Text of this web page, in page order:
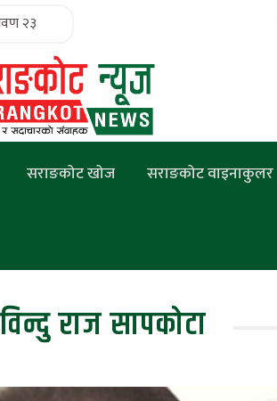
२३
सराङकोट खोज सराङकोट वाइनाकुलर
विन्दु राज सापकोटा